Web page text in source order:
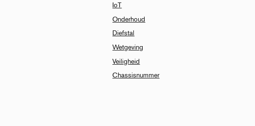
IoT
Onderhoud
Diefstal
Wetgeving
Veiligheid
Chassisnummer